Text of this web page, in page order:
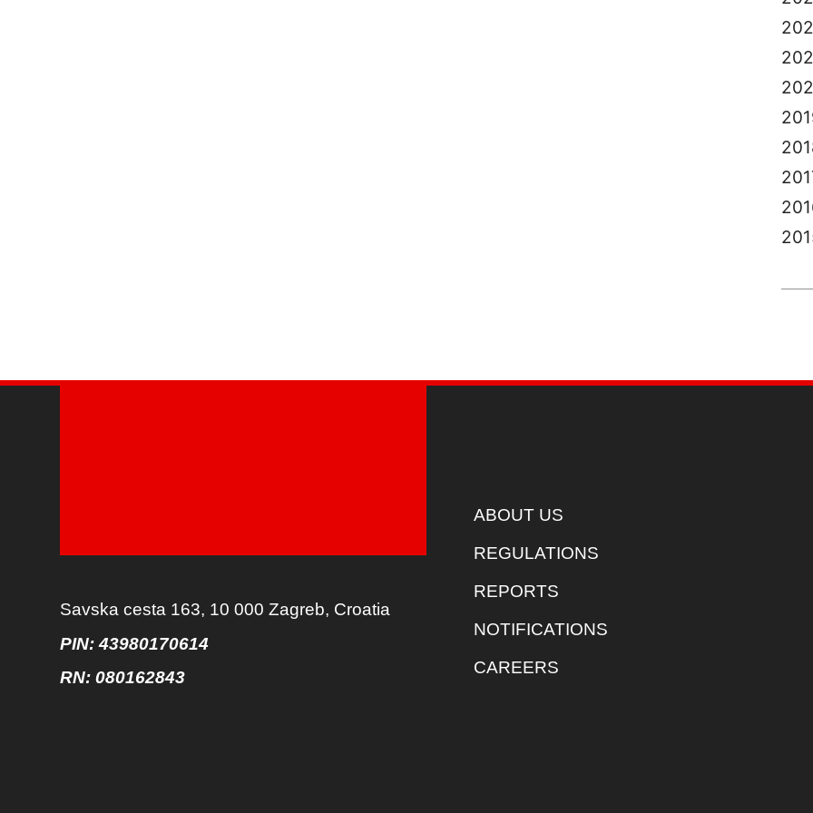
Savska cesta 163, 10 000 Zagreb, Croatia
PIN: 43980170614
RN: 080162843
ABOUT US
REGULATIONS
REPORTS
NOTIFICATIONS
CAREERS